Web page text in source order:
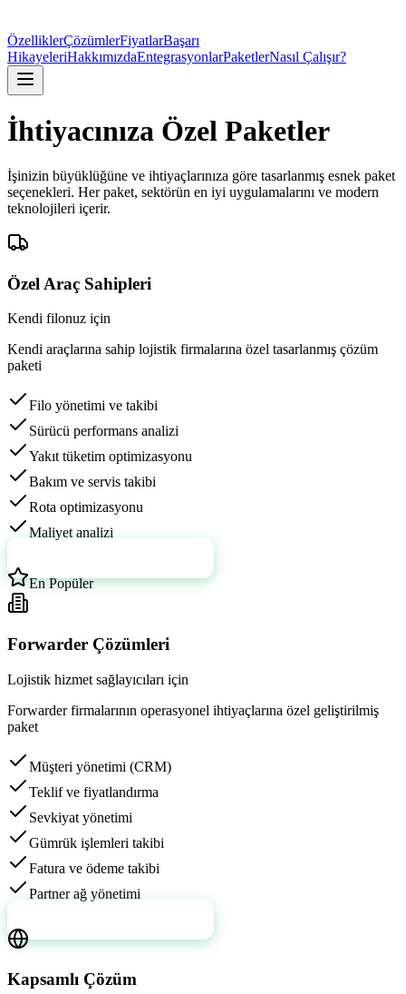
ÖzelliklerÇözümlerFiyatlarBaşarı
HikayeleriHakkımızdaEntegrasyonlarPaketlerNasıl Çalışır?
İhtiyacınıza Özel Paketler
İşinizin büyüklüğüne ve ihtiyaçlarınıza göre tasarlanmış esnek paket
seçenekleri. Her paket, sektörün en iyi uygulamalarını ve modern
teknolojileri içerir.
Özel Araç Sahipleri
Kendi filonuz için
Kendi araçlarına sahip lojistik firmalarına özel tasarlanmış çözüm
paketi
Filo yönetimi ve takibi
Sürücü performans analizi
Yakıt tüketim optimizasyonu
Bakım ve servis takibi
Rota optimizasyonu
Maliyet analizi
En Popüler
Forwarder Çözümleri
Lojistik hizmet sağlayıcıları için
Forwarder firmalarının operasyonel ihtiyaçlarına özel geliştirilmiş
paket
Müşteri yönetimi (CRM)
Teklif ve fiyatlandırma
Sevkiyat yönetimi
Gümrük işlemleri takibi
Fatura ve ödeme takibi
Partner ağ yönetimi
Kapsamlı Çözüm